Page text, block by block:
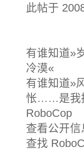
此帖于
有谁知道»
冷漠«
有谁知道»
怅……是我
RoboCop
查看公开信
查找